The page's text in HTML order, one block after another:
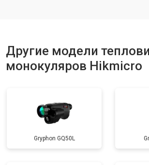
Другие модели
монокуляров Hikmicro
Gryphon GQ50L